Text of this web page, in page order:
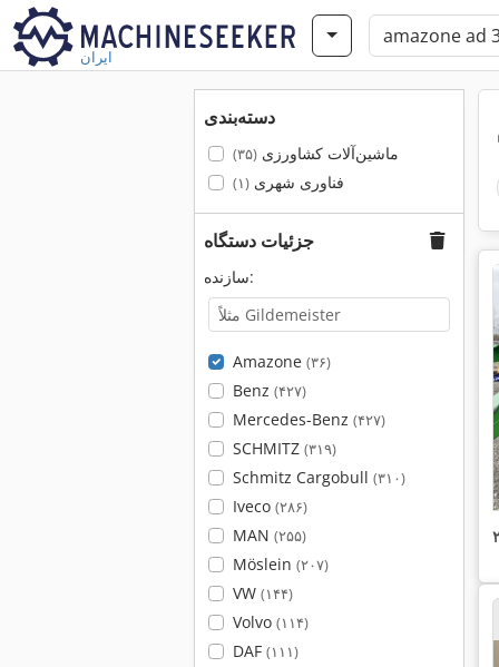
ایران
دسته‌بندی
ماشین‌آلات کشاورزی(۳۵)
فناوری شهری(۱)
جزئیات دستگاه
سازنده:
Amazone (۳۶)
Benz (۴۲۷)
Mercedes-Benz (۴۲۷)
SCHMITZ (۳۱۹)
Schmitz Cargobull (۳۱۰)
Iveco (۲۸۶)
MAN (۲۵۵)
Möslein (۲۰۷)
VW (۱۴۴)
Volvo (۱۱۴)
DAF (۱۱۱)